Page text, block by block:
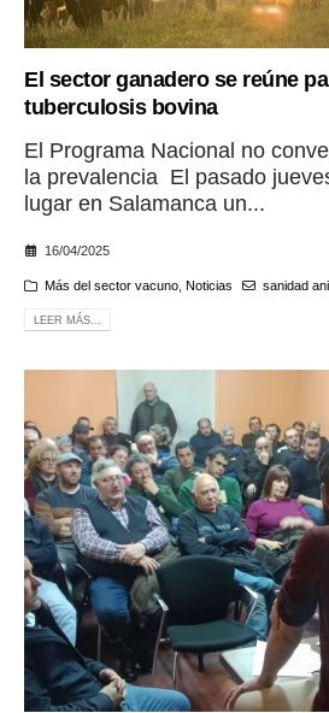
El sector ganadero se reúne
tuberculosis bovina
El Programa Nacional no
la prevalencia El pasado
lugar en Salamanca un...
16/04/2025
Más del sector vacuno, Noticias sanidad
LEER MÁS...